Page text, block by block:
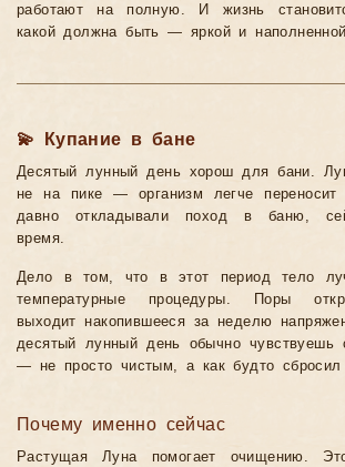
работают на полную. И жизнь
какой должна быть — яркой и
💫 Купание в бане
Десятый лунный день хорош для бани.
не на пике — организм легче
давно откладывали поход в баню,
время.
Дело в том, что в этот период тело
температурные процедуры. Поры
выходит накопившееся за неделю
десятый лунный день обычно чувствуешь
— не просто чистым, а как будто сбросил
Почему именно сейчас
Растущая Луна помогает очищению.